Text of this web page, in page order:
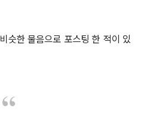
슷한 물음으로 포스팅 한 적이 있